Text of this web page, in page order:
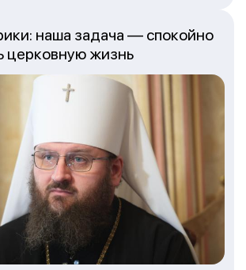
наша задача — спокойно
церковную жизнь